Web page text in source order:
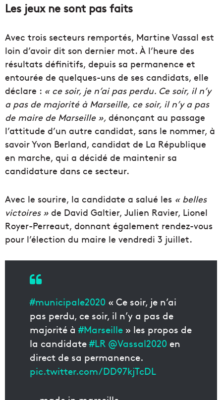
Les jeux ne sont pas faits
Avec trois secteurs remportés, Martine Vassal est
loin d’avoir dit son dernier mot. À l’heure des
résultats définitifs, depuis sa permanence et
entourée de quelques-uns de ses candidats, elle
déclare : « ce soir, je n’ai pas perdu. Ce soir, il n’y
a pas de majorité à Marseille, ce soir, il n’y a pas
de maire de Marseille », dénonçant au passage
l’attitude d’un autre candidat, sans le nommer, à
savoir Yvon Berland, candidat de La République
en marche, qui a décidé de maintenir sa
candidature dans ce secteur.
Avec le sourire, la candidate a salué les « belles
victoires » de David Galtier, Julien Ravier, Lionel
Royer-Perreaut, donnant également rendez-vous
pour l’élection du maire le vendredi 3 juillet.
#municipale2020 « Ce soir, je n’ai
pas perdu, ce soir, il n’y a pas de
majorité à#Marseille » les propos de
la candidate#LR @Vassal2020 en
direct de sa permanence.
pic.twitter.com/DD97kjTcDL